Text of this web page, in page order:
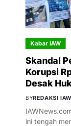
Kabar IAW
Skandal
Korupsi
Desak
BYREDAKSI
ini tengah